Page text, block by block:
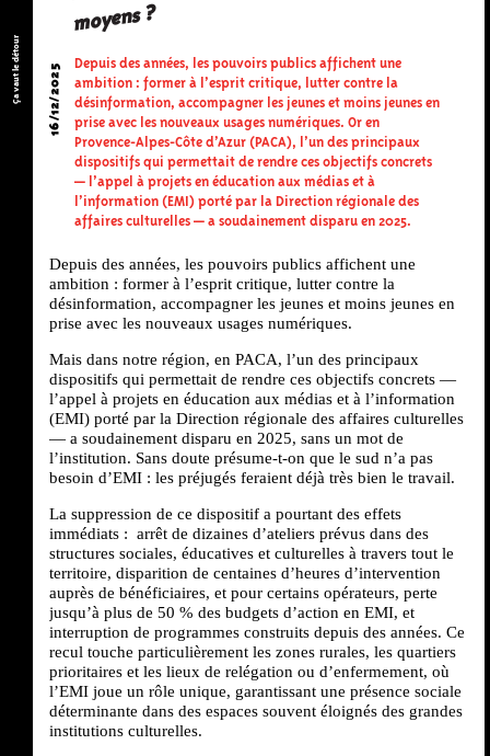
Ça vaut le détour
moyens ?
16/12/2025
Depuis des années, les pouvoirs publics affichent une
ambition : former à l’esprit critique, lutter contre la
désinformation, accompagner les jeunes et moins jeunes en
prise avec les nouveaux usages numériques. Or en
Provence-Alpes-Côte d’Azur (PACA), l’un des principaux
dispositifs qui permettait de rendre ces objectifs concrets
— l’appel à projets en éducation aux médias et à
l’information (EMI) porté par la Direction régionale des
affaires culturelles — a soudainement disparu en 2025.
Depuis des années, les pouvoirs publics affichent une
ambition : former à l’esprit critique, lutter contre la
désinformation, accompagner les jeunes et moins jeunes en
prise avec les nouveaux usages numériques.
Mais dans notre région, en PACA, l’un des principaux
dispositifs qui permettait de rendre ces objectifs concrets —
l’appel à projets en éducation aux médias et à l’information
(EMI) porté par la Direction régionale des affaires culturelles
— a soudainement disparu en 2025, sans un mot de
l’institution. Sans doute présume-t-on que le sud n’a pas
besoin d’EMI : les préjugés feraient déjà très bien le travail.
La suppression de ce dispositif a pourtant des effets
immédiats : arrêt de dizaines d’ateliers prévus dans des
structures sociales, éducatives et culturelles à travers tout le
territoire, disparition de centaines d’heures d’intervention
auprès de bénéficiaires, et pour certains opérateurs, perte
jusqu’à plus de 50 % des budgets d’action en EMI, et
interruption de programmes construits depuis des années. Ce
recul touche particulièrement les zones rurales, les quartiers
prioritaires et les lieux de relégation ou d’enfermement, où
l’EMI joue un rôle unique, garantissant une présence sociale
déterminante dans des espaces souvent éloignés des grandes
institutions culturelles.